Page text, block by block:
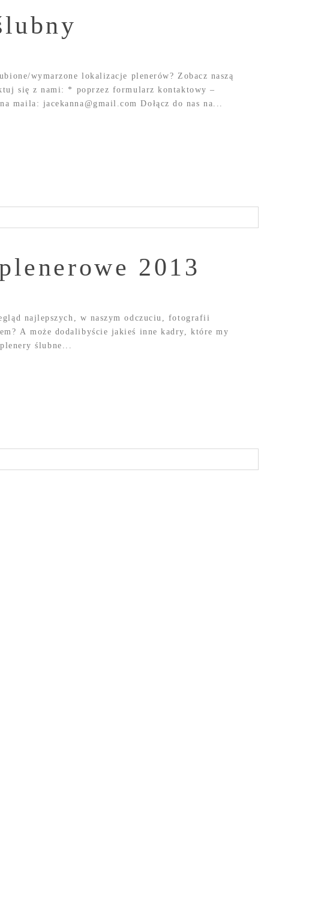
wymarzone lokalizacje plenerów? Zobacz naszą
się z nami: * poprzez formularz kontaktowy –
maila: jacekanna@gmail.com Dołącz do nas na...
2013
najlepszych, w naszym odczuciu, fotografii
A może dodalibyście jakieś inne kadry, które my
ślubne...